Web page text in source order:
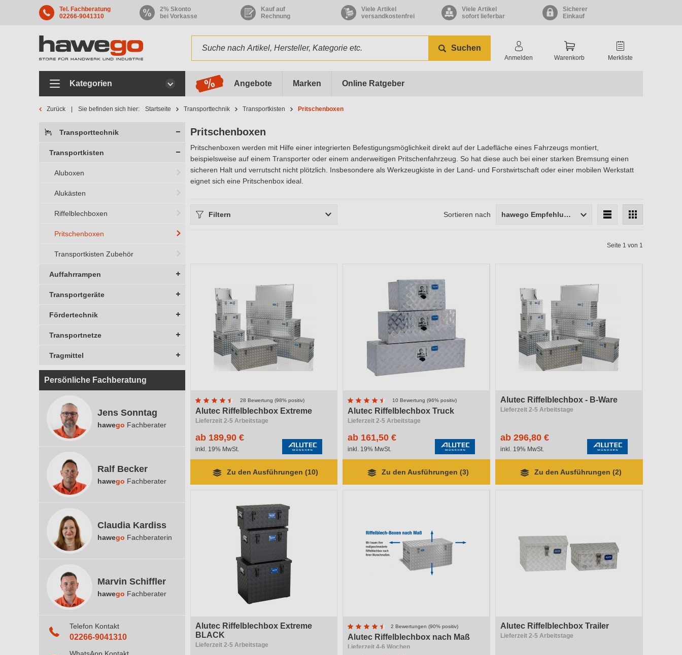
Tel. Fachberatung
02266-9041310
2% Skonto
bei Vorkasse
Kauf auf
Rechnung
Viele Artikel
versandkostenfrei
Viele Artikel
sofort lieferbar
Sicherer
Einkauf
Suchen
Anmelden Warenkorb Merkliste
Kategorien Angebote Marken Online Ratgeber
Zurück Sie befinden sich hier: Startseite Transporttechnik Transportkisten Pritschenboxen
Transporttechnik
Transportkisten
Aluboxen
Alukästen
Riffelblechboxen
Pritschenboxen
Transportkisten Zubehör
Auffahrrampen
Transportgeräte
Fördertechnik
Transportnetze
Tragmittel
Persönliche Fachberatung
Jens Sonntag
hawego Fachberater
Ralf Becker
hawego Fachberater
Claudia Kardiss
hawego Fachberaterin
Marvin Schiffler
hawego Fachberater
Telefon Kontakt
02266-9041310
Pritschenboxen
Pritschenboxen werden mit Hilfe einer integrierten Befestigungsmöglichkeit direkt auf der Ladefläche eines Fahrzeugs montiert,
beispielsweise auf einem Transporter oder einem anderweitigen Pritschenfahrzeug. So hat diese auch bei einer starken Bremsung einen
sicheren Halt und verrutscht nicht plötzlich. Insbesondere als Werkzeugkiste in der Land- und Forstwirtschaft oder einer mobilen Werkstatt
eignet sich eine Pritschenbox ideal.
Filtern Sortieren nach hawego Empfehlung
Breite Tragkraft
Seite 1 von 1
28 Bewertung (98% positiv)
Alutec Riffelblechbox Extreme
Lieferzeit 2-5 Arbeitstage
ab 189,90 €
inkl. 19% MwSt.
Zu den Ausführungen (10)
10 Bewertung (96% positiv)
Alutec Riffelblechbox Truck
Lieferzeit 2-5 Arbeitstage
ab 161,50 €
inkl. 19% MwSt.
Zu den Ausführungen (3)
Alutec Riffelblechbox - B-Ware
Lieferzeit 2-5 Arbeitstage
ab 296,80 €
inkl. 19% MwSt.
Zu den Ausführungen (2)
Alutec Riffelblechbox Extreme
BLACK
Lieferzeit 2-5 Arbeitstage
2 Bewertungen (90% positiv)
Alutec Riffelblechbox nach Maß
Lieferzeit 4-6 Wochen
Alutec Riffelblechbox Trailer
Lieferzeit 2-5 Arbeitstage